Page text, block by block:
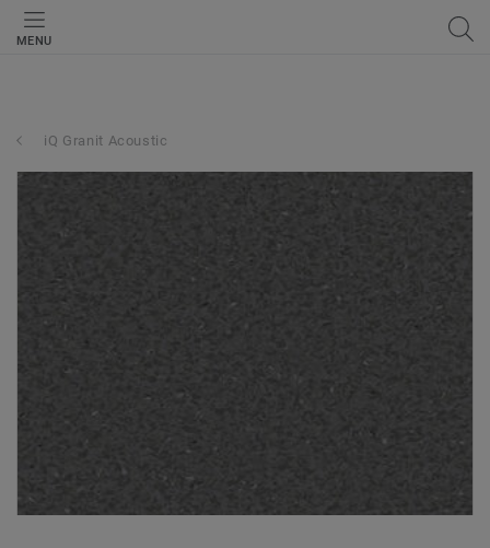
MENU
iQ Granit Acoustic